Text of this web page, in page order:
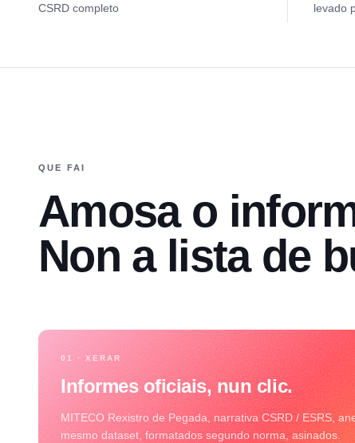
CSRD completo
levado
QUE FAI
Amosa o
Non a lista de
01 · XERAR
Informes oficiais, nun clic.
MITECO Rexistro de Pegada, narrativa CSRD / ESRS,
mesmo dataset, formatados segundo norma, asinados.